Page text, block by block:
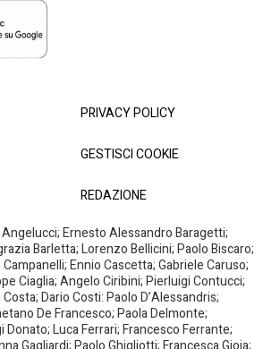
PRIVACY POLICY
GESTISCI COOKIE
REDAZIONE
Ernesto Alessandro Baragetti;
Barletta; Lorenzo Bellicini; Paolo Biscaro;
Ennio Cascetta; Gabriele Caruso;
Ciaglia; Angelo Ciribini; Pierluigi Contucci;
Dario Costi: Paolo D’Alessandris;
De Francesco; Paola Delmonte;
Donato; Luca Ferrari; Francesco Ferrante;